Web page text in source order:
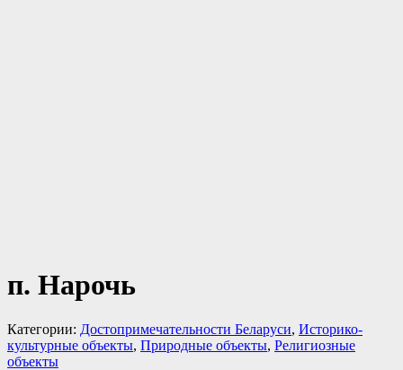
п. Нарочь
Категории: Достопримечательности Беларуси, Историко-
культурные объекты, Природные объекты, Религиозные
объекты